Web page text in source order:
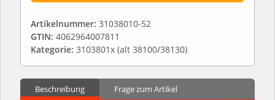
Artikelnummer: 31038010-52
GTIN: 4062964007811
Kategorie: 3103801x (alt 38100/38130)
Beschreibung Frage zum Artikel